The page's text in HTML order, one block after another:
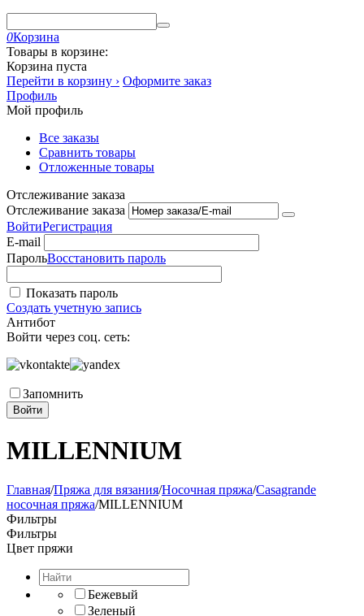
0Корзина
Товары в корзине:
Корзина пуста
Перейти в корзину › Оформите заказ
Профиль
Мой профиль
Все заказы
Сравнить товары
Отложенные товары
Отслеживание заказа
Отслеживание заказа
ВойтиРегистрация
E-mail
ПарольВосстановить пароль
Показать пароль
Создать учетную запись
Антибот
Войти через соц. сеть:
Запомнить
Войти
MILLENNIUM
Главная/Пряжа для вязания/Носочная пряжа/Casagrande
носочная пряжа/MILLENNIUM
Фильтры
Фильтры
Цвет пряжи
Бежевый
Зеленый